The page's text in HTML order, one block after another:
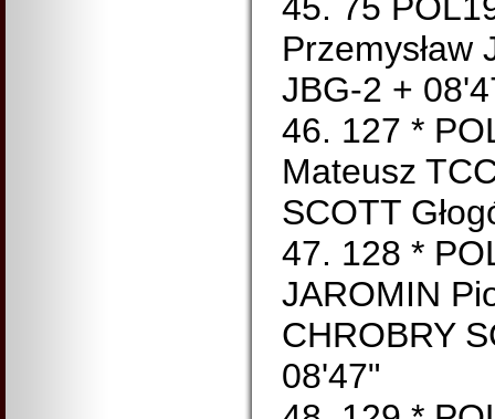
45. 75
Przemysław
JBG-2 +
46. 127 *
Mateusz
SCOTT
47. 128 *
JAROMIN
CHROBRY
08'47"